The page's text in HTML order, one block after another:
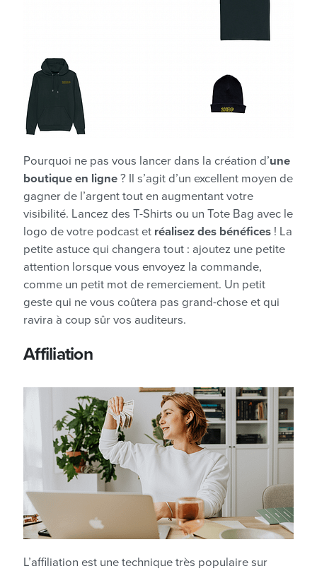
Pourquoi ne pas vous lancer dans la création d’une
boutique en ligne ? Il s’agit d’un excellent moyen de
gagner de l’argent tout en augmentant votre
visibilité. Lancez des T-Shirts ou un Tote Bag avec le
logo de votre podcast et réalisez des bénéfices ! La
petite astuce qui changera tout : ajoutez une petite
attention lorsque vous envoyez la commande,
comme un petit mot de remerciement. Un petit
geste qui ne vous coûtera pas grand-chose et qui
ravira à coup sûr vos auditeurs.
Affiliation
L’affiliation est une technique très populaire sur